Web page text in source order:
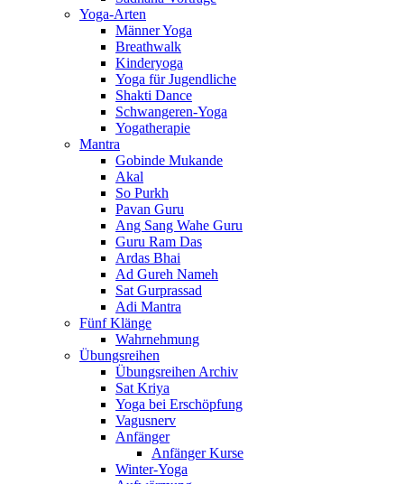
Yoga-Arten
Männer Yoga
Breathwalk
Kinderyoga
Yoga für Jugendliche
Shakti Dance
Schwangeren-Yoga
Yogatherapie
Mantra
Gobinde Mukande
Akal
So Purkh
Pavan Guru
Ang Sang Wahe Guru
Guru Ram Das
Ardas Bhai
Ad Gureh Nameh
Sat Gurprassad
Adi Mantra
Fünf Klänge
Wahrnehmung
Übungsreihen
Übungsreihen Archiv
Sat Kriya
Yoga bei Erschöpfung
Vagusnerv
Anfänger
Anfänger Kurse
Winter-Yoga